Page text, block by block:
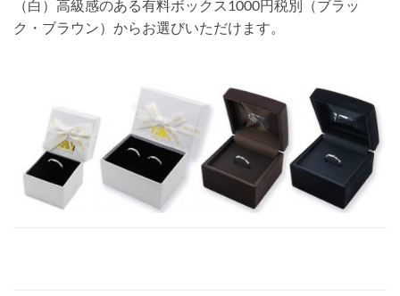
（白）高級感のある有料ボックス1000円税別（ブラッ
ク・ブラウン）からお選びいただけます。